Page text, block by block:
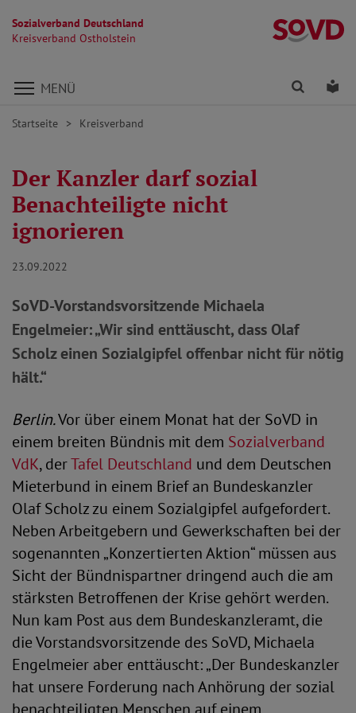
Sozialverband Deutschland
Kreisverband Ostholstein
Direkt zu den Inhalten springen
MENÜ Finden
Startseite Kreisverband
Der Kanzler darf sozial
Benachteiligte nicht
ignorieren
23.09.2022
SoVD-Vorstandsvorsitzende Michaela
Engelmeier: „Wir sind enttäuscht, dass Olaf
Scholz einen Sozialgipfel offenbar nicht für nötig
hält.“
Berlin.Vor über einem Monat hat der SoVD in
einem breiten Bündnis mit dem Sozialverband
VdK, derTafel Deutschland und dem Deutschen
Mieterbund in einem Brief an Bundeskanzler
Olaf Scholz zu einem Sozialgipfel aufgefordert.
Neben Arbeitgebern und Gewerkschaften bei der
sogenannten „Konzertierten Aktion“ müssen aus
Sicht der Bündnispartner dringend auch die am
stärksten Betroffenen der Krise gehört werden.
Nun kam Post aus dem Bundeskanzleramt, die
die Vorstandsvorsitzende des SoVD, Michaela
Engelmeier aber enttäuscht: „Der Bundeskanzler
hat unsere Forderung nach Anhörung der sozial